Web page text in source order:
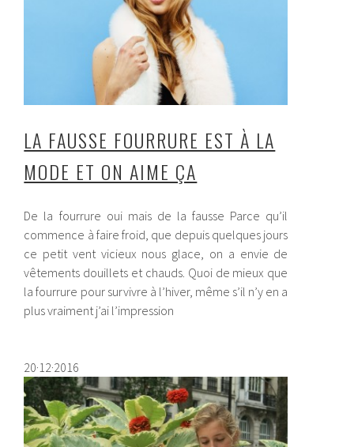
LA FAUSSE FOURRURE EST À LA
MODE ET ON AIME ÇA
De la fourrure oui mais de la fausse Parce qu’il
commence à faire froid, que depuis quelques jours
ce petit vent vicieux nous glace, on a envie de
vêtements douillets et chauds. Quoi de mieux que
la fourrure pour survivre à l’hiver, même s’il n’y en a
plus vraiment j’ai l’impression
20·12·2016